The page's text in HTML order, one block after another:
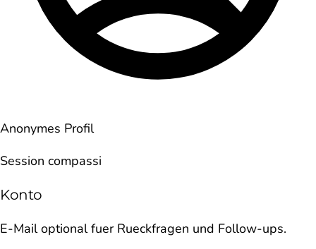
Anonymes Profil
Session compassi
Konto
E-Mail optional fuer Rueckfragen und Follow-ups.